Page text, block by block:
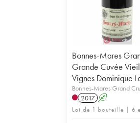
Bonnes-Mares
Grande Cuvée
Vignes Dominique
Bonnes-Mares Grand
2017 A
Lot de 1 bouteille | 6